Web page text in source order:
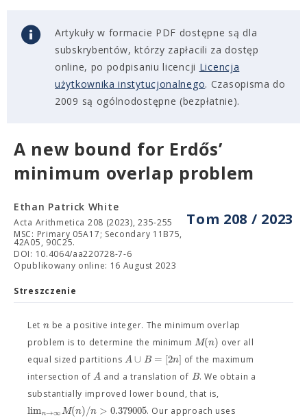
Artykuły w formacie PDF dostępne są dla
subskrybentów, którzy zapłacili za dostęp
online, po podpisaniu licencji Licencja
użytkownika instytucjonalnego. Czasopisma do
2009 są ogólnodostępne (bezpłatnie).
A new bound for Erdős’
minimum overlap problem
Tom 208 / 2023
Ethan Patrick White
Acta Arithmetica 208 (2023), 235-255
MSC: Primary 05A17; Secondary 11B75,
42A05, 90C25.
DOI: 10.4064/aa220728-7-6
Opublikowany online: 16 August 2023
Streszczenie
Let nbe a positive integer. The minimum overlap
problem is to determine the minimumM(n) over all
equal sized partitionsA∪ B = [2n] of the maximum
intersection ofA and a translation of B. We obtain a
substantially improved lower bound, that is,
limn→∞M(n)/n > 0.379005. Our approach uses